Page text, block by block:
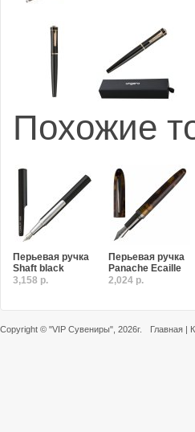
Похожие
Перьевая ручка
Shaft black
3,158 р.
Перьевая ручка
Panache Ecaille
2,024 р.
Copyright © "VIP Сувениры" , 2026г. Главная |